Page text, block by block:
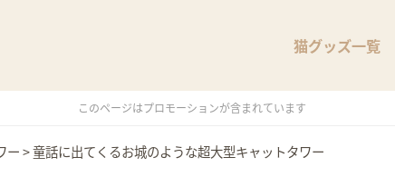
猫グッズ一覧
このページはプロモーションが含まれています
ー>童話に出てくるお城のような超大型キャットタワー